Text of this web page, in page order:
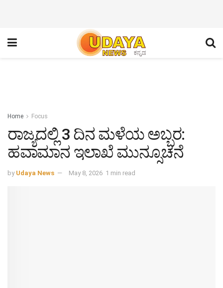
Home Focus
ರಾಜ್ಯದಲ್ಲಿ 3 ದಿನ ಮಳೆಯ ಅಬ್ಬರ:
ಹವಾಮಾನ ಇಲಾಖೆ ಮುನ್ಸೂಚನೆ
by Udaya News May 8, 2026 1 min read